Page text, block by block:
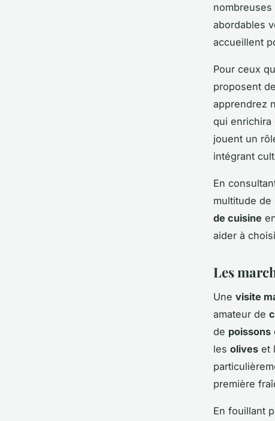
nombreuses
abordables
accueillent
Pour ceux
proposent
apprendrez
qui enrichira
jouent un
intégrant
En
multitude
de cuisine
aider à
Les
Une visite
amateur de
de poissons
les olives et
première
En fouillant